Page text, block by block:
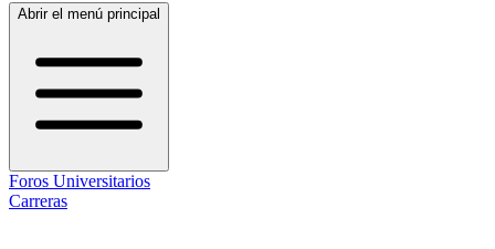
Abrir el menú principal
Foros Universitarios
Carreras